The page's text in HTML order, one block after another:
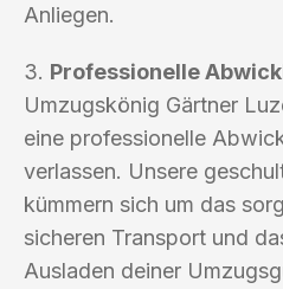
Anliegen.
3. Professionelle
Umzugskönig Gärtner
eine professionelle
verlassen. Unsere
kümmern sich um das
sicheren Transport und
Ausladen deiner